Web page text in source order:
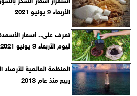
الأربعاء 9 يونيو 2021
تعرف على.. أسعار
ليوم الأربعاء 9 يونيو 2021
المنظمة العالمية
ربيع منذ عام 2013